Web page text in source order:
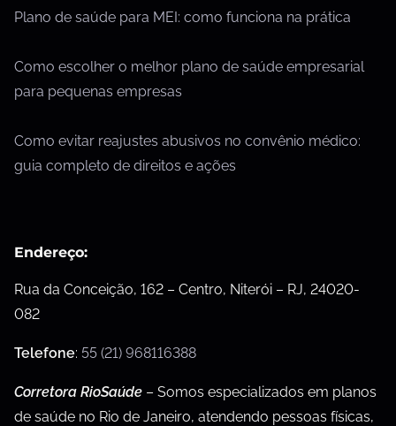
Plano de saúde para MEI: como funciona na prática
Como escolher o melhor plano de saúde empresarial
para pequenas empresas
Como evitar reajustes abusivos no convênio médico:
guia completo de direitos e ações
Endereço:
Rua da Conceição, 162 – Centro, Niterói – RJ, 24020-
082
Telefone: 55 (21) 968116388
Corretora RioSaúde – Somos especializados em planos
de saúde no Rio de Janeiro, atendendo pessoas físicas,